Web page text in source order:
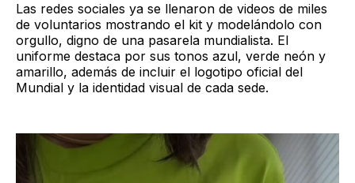
Las redes sociales ya se llenaron de videos de miles
de voluntarios mostrando el kit y modelándolo con
orgullo, digno de una pasarela mundialista. El
uniforme destaca por sus tonos azul, verde neón y
amarillo, además de incluir el logotipo oficial del
Mundial y la identidad visual de cada sede.